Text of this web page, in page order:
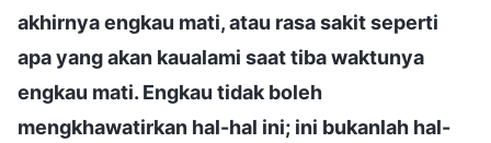
akhirnya engkau mati, atau rasa sakit seperti
apa yang akan kaualami saat tiba waktunya
engkau mati. Engkau tidak boleh
mengkhawatirkan hal-hal ini; ini bukanlah hal-